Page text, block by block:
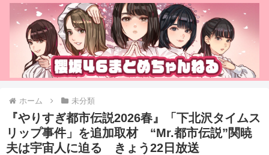
ホーム 未分類
『やりすぎ都市伝説2026春』「下北沢タイムス
リップ事件」を追加取材 “Mr.都市伝説”関暁
夫は宇宙人に迫る きょう22日放送